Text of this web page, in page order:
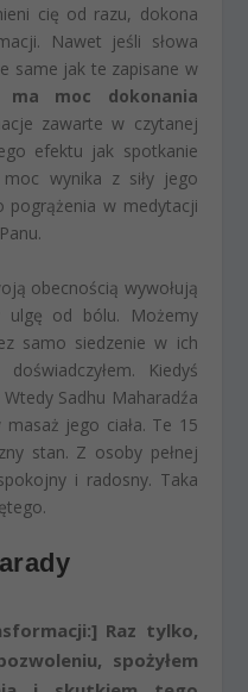
cię od razu, dokona
Nawet jeśli słowa
same jak te zapisane w
ma moc dokonania
zawarte w czytanej
efektu jak spotkanie
moc wynika z siły jego
pogrążenia w medytacji
obecnością wywołują
ulgę od bólu. Możemy
samo siedzenie w ich
Kiedyś
Sadhu Maharadźa
jego ciała. Te 15
stan. Z osoby pełnej
i radosny. Taka
Raz tylko,
spożyłem